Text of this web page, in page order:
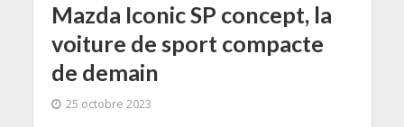
Mazda Iconic SP concept, la
voiture de sport compacte
de demain
25 octobre 2023